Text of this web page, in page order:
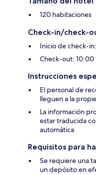
120 habitaciones
Check-in/check-
Inicio de check-
Check-out: 10:00
Instrucciones
El personal de
lleguen a la
La información
estar traducida
automática.
Requisitos para
Se requiere una
un depósito en